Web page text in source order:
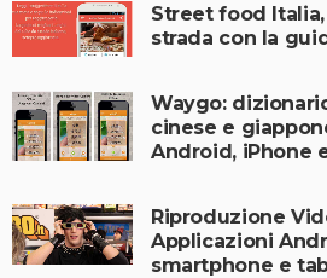
Street food
strada con la
Waygo:
cinese e
Android, iPhone
Riproduzione
Applicazioni
smartphone e